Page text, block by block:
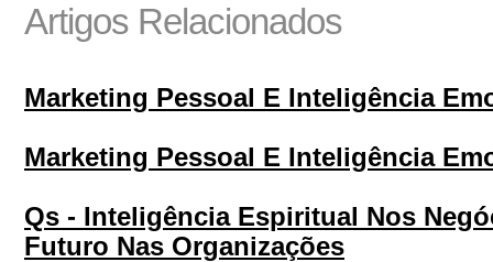
Artigos Relacionados
Marketing Pessoal E Inteligência
Marketing Pessoal E Inteligência
Qs - Inteligência Espiritual Nos
Futuro Nas Organizações